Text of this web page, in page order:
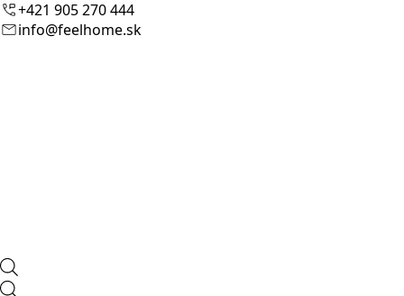
+421 905 270 444
info@feelhome.sk